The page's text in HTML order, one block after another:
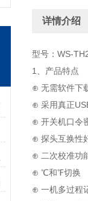
详情介绍
型号：WS-
1、产品特点
⊕ 无需软件下
⊕ 采用真正
⊕ 开关机口令
⊕ 探头互换性
⊕ 二次校准功
⊕ ℃和℉切换
⊕ 一机多过程